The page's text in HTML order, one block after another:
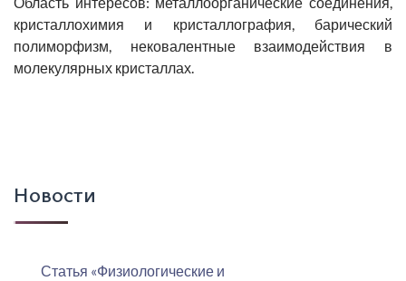
кристаллохимия и кристаллография, барический
полиморфизм, нековалентные взаимодействия в
молекулярных кристаллах.
Новости
Статья «Физиологические и